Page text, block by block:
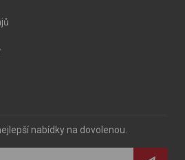
nabídky na dovolenou.